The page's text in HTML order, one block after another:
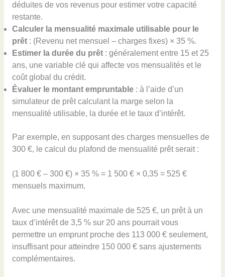
déduites de vos revenus pour estimer votre capacité
restante.
Calculer la mensualité maximale utilisable pour le
prêt: (Revenu net mensuel – charges fixes) × 35 %.
Estimer la durée du prêt: généralement entre 15 et 25
ans, une variable clé qui affecte vos mensualités et le
coût global du crédit.
Évaluer le montant empruntable: à l’aide d’un
simulateur de prêt calculant la marge selon la
mensualité utilisable, la durée et le taux d’intérêt.
Par exemple, en supposant des charges mensuelles de
300 €, le calcul du plafond de mensualité prêt serait :
(1 800 € – 300 €) × 35 % = 1 500 € × 0,35 = 525 €
mensuels maximum.
Avec une mensualité maximale de 525 €, un prêt à un
taux d’intérêt de 3,5 % sur 20 ans pourrait vous
permettre un emprunt proche des 113 000 € seulement,
insuffisant pour atteindre 150 000 € sans ajustements
complémentaires.